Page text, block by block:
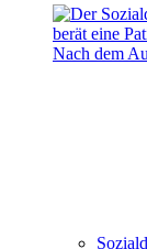
Nach dem